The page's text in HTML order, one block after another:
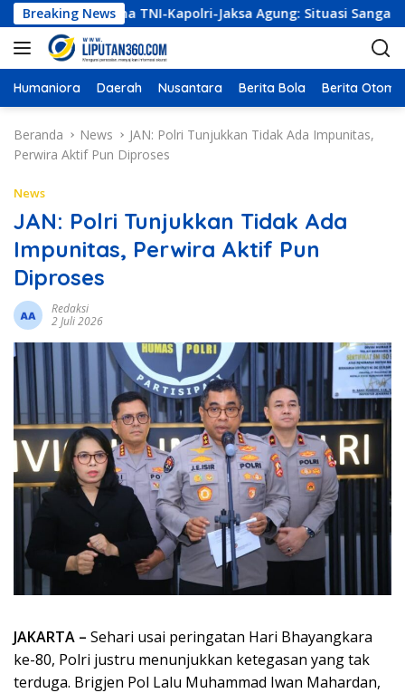
a
g
u
Breaking News
Panglima TNI-Kapolri-Jaksa Agung: Situasi Sangat Terndali
Humaniora Daerah Nusantara Berita Bola Berita
Beranda News
JAN: Polri Tunjukkan Tidak Ada Impunitas,
Perwira Aktif Pun Diproses
News
JAN: Polri Tunjukkan Tidak Ada
Impunitas, Perwira Aktif Pun
Diproses
Redaksi
2 Juli 2026
JAKARTA – Sehari usai peringatan Hari Bhayangkara
ke-80, Polri justru menunjukkan ketegasan yang tak
terduga. Brigjen Pol Lalu Muhammad Iwan Mahardan,